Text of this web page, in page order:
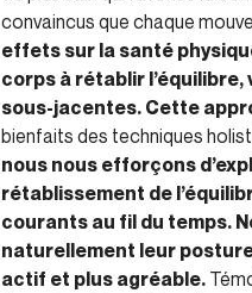
convaincus que chaque
effets sur la santé
corps à rétablir
sous-jacentes. Cette
bienfaits des techniques
nous nous efforçons
rétablissement de
courants au fil du temps.
naturellement leur
actif et plus agréable.